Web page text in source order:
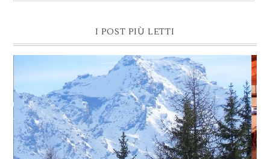
I POST PIÙ LETTI